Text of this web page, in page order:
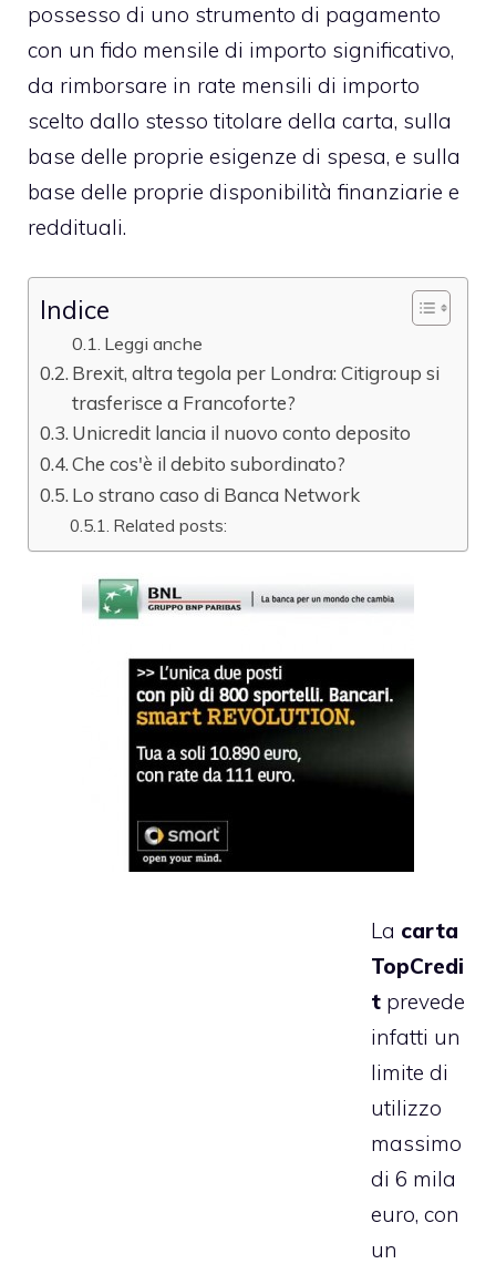
possesso di uno strumento di pagamento
con un fido mensile di importo significativo,
da rimborsare in rate mensili di importo
scelto dallo stesso titolare della carta, sulla
base delle proprie esigenze di spesa, e sulla
base delle proprie disponibilità finanziarie e
reddituali.
Indice
Leggi anche
Brexit, altra tegola per Londra: Citigroup si
trasferisce a Francoforte?
Unicredit lancia il nuovo conto deposito
Che cos'è il debito subordinato?
Lo strano caso di Banca Network
Related posts:
La carta
TopCredi
t prevede
infatti un
limite di
utilizzo
massimo
di 6 mila
euro, con
un